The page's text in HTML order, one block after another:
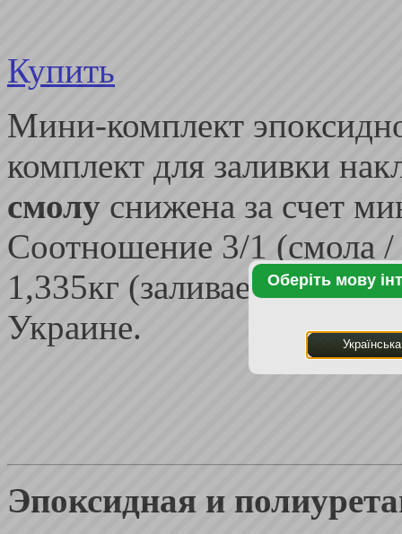
Купить
Мини-комплект
комплект для заливки
смолу снижена за счет
Соотношение 3/1 (смола /
1,335кг (заливаемый
Украине.
Эпоксидная и
Оберіть мову
Українська